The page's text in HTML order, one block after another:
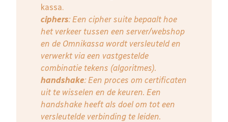
kassa.
ciphers: Een cipher suite bepaalt hoe
het verkeer tussen een server/webshop
en de Omnikassa wordt versleuteld en
verwerkt via een vastgestelde
combinatie tekens (algoritmes).
handshake: Een proces om certificaten
uit te wisselen en de keuren. Een
handshake heeft als doel om tot een
versleutelde verbinding te leiden.